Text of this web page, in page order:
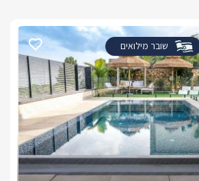
שובר מילואים